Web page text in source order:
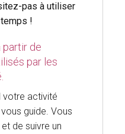
pas à utiliser
!
partir de
par les
votre activité
guide. Vous
de suivre un